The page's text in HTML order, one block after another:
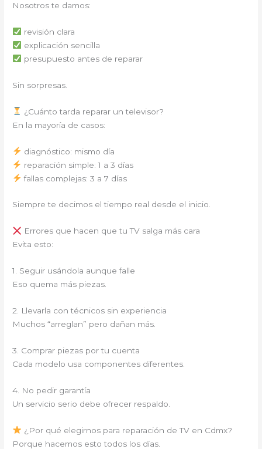
Nosotros te damos:
revisión clara
explicación sencilla
presupuesto antes de reparar
Sin sorpresas.
¿Cuánto tarda reparar un televisor?
En la mayoría de casos:
diagnóstico: mismo día
reparación simple: 1 a 3 días
fallas complejas: 3 a 7 días
Siempre te decimos el tiempo real desde el inicio.
Errores que hacen que tu TV salga más cara
Evita esto:
1. Seguir usándola aunque falle
Eso quema más piezas.
2. Llevarla con técnicos sin experiencia
Muchos “arreglan” pero dañan más.
3. Comprar piezas por tu cuenta
Cada modelo usa componentes diferentes.
4. No pedir garantía
Un servicio serio debe ofrecer respaldo.
¿Por qué elegirnos para reparación de TV en Cdmx?
Porque hacemos esto todos los días.